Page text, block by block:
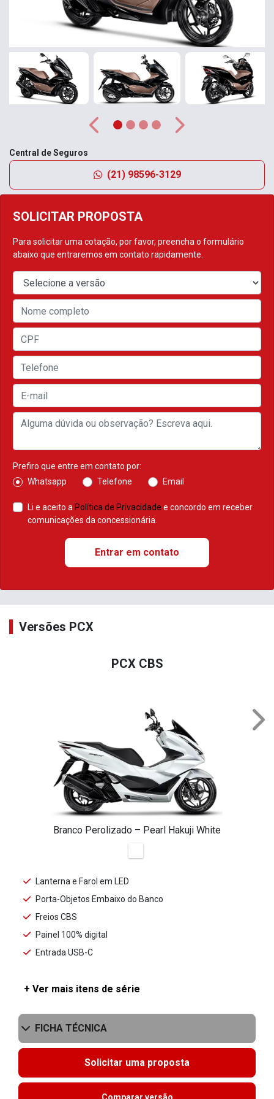
SOLICITAR PROPOSTA
Para solicitar uma cotação, por favor, preencha o formulário
abaixo que entraremos em contato rapidamente.
Prefiro que entre em contato por:
Whatsapp
Telefone Email
Li e aceito a Política de Privacidade e concordo em receber
comunicações da concessionária.
Entrar em contato
Anterior Próximo
Central de Seguros
(21) 98596-3129
Versões PCX
PCX CBS
Branco Perolizado – Pearl Hakuji White
Lanterna e Farol em LED
Porta-Objetos Embaixo do Banco
Freios CBS
Painel 100% digital
Entrada USB-C
+ Ver mais itens de série
FICHA TÉCNICA
Solicitar uma proposta
Comparar versão